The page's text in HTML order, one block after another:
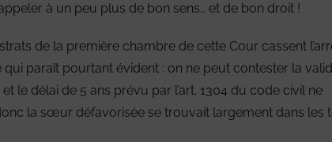
à un peu plus de bon sens… et de bon droit !
de la première chambre de cette Cour cassent
qui paraît pourtant évident : on ne peut contester la
le délai de 5 ans prévu par l’art. 1304 du code civil ne
la sœur défavorisée se trouvait largement dans les